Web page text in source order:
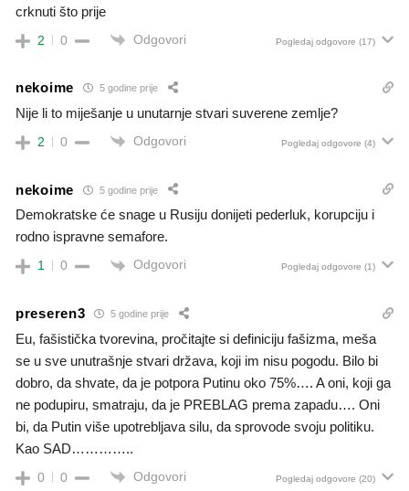
crknuti što prije
2 0 Odgovori Pogledaj odgovore (17)
nekoime 5 godine prije
Nije li to miješanje u unutarnje stvari suverene zemlje?
2 0 Odgovori Pogledaj odgovore (4)
nekoime 5 godine prije
Demokratske će snage u Rusiju donijeti pederluk, korupciju i
rodno ispravne semafore.
1 0 Odgovori Pogledaj odgovore (1)
preseren3 5 godine prije
Eu, fašistička tvorevina, pročitajte si definiciju fašizma, meša
se u sve unutrašnje stvari država, koji im nisu pogodu. Bilo bi
dobro, da shvate, da je potpora Putinu oko 75%…. A oni, koji ga
ne podupiru, smatraju, da je PREBLAG prema zapadu…. Oni
bi, da Putin više upotrebljava silu, da sprovode svoju politiku.
Kao SAD…………..
0 0 Odgovori Pogledaj odgovore (20)